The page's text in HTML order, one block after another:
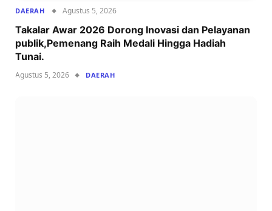
DAERAH Agustus 5, 2026
Takalar Awar 2026 Dorong Inovasi dan Pelayanan
publik,Pemenang Raih Medali Hingga Hadiah
Tunai.
Agustus 5, 2026 DAERAH